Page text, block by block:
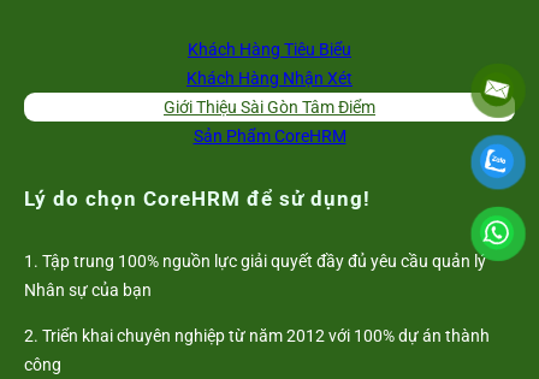
Khách Hàng Tiêu Biểu
Khách Hàng Nhận Xét
Giới Thiệu Sài Gòn Tâm Điểm
Sản Phẩm CoreHRM
Lý do chọn CoreHRM để sử dụng!
1. Tập trung 100% nguồn lực giải quyết đầy đủ yêu cầu quản lý
Nhân sự của bạn
2. Triển khai chuyên nghiệp từ năm 2012 với 100% dự án thành
công